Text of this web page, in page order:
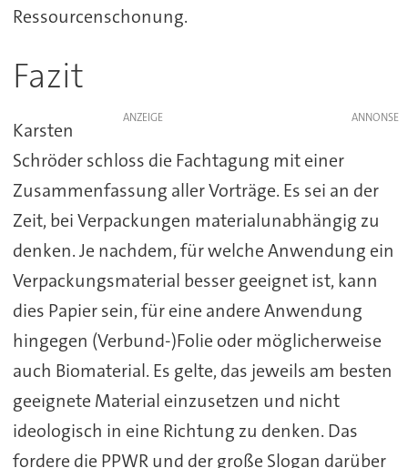
Ressourcenschonung.
Fazit
ANZEIGE
Karsten
Schröder schloss die Fachtagung mit einer
Zusammenfassung aller Vorträge. Es sei an der
Zeit, bei Verpackungen materialunabhängig zu
denken. Je nachdem, für welche Anwendung ein
Verpackungsmaterial besser geeignet ist, kann
dies Papier sein, für eine andere Anwendung
hingegen (Verbund-)Folie oder möglicherweise
auch Biomaterial. Es gelte, das jeweils am besten
geeignete Material einzusetzen und nicht
ideologisch in eine Richtung zu denken. Das
fordere die PPWR und der große Slogan darüber